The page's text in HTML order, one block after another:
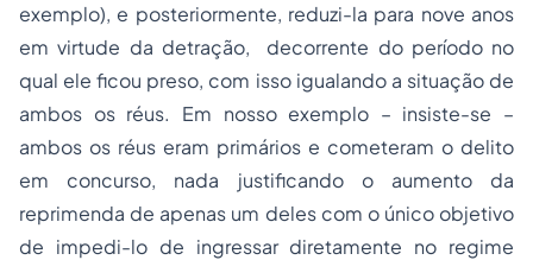
exemplo), e posteriormente, reduzi-la para nove anos
em virtude da detração, decorrente do período no
qual ele ficou preso, com isso igualando a situação de
ambos os réus. Em nosso exemplo – insiste-se –
ambos os réus eram primários e cometeram o delito
em concurso, nada justificando o aumento da
reprimenda de apenas um deles com o único objetivo
de impedi-lo de ingressar diretamente no regime